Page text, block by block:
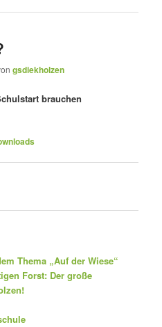
gsdiekholzen
brauchen
Thema „Auf der Wiese“
Forst: Der große